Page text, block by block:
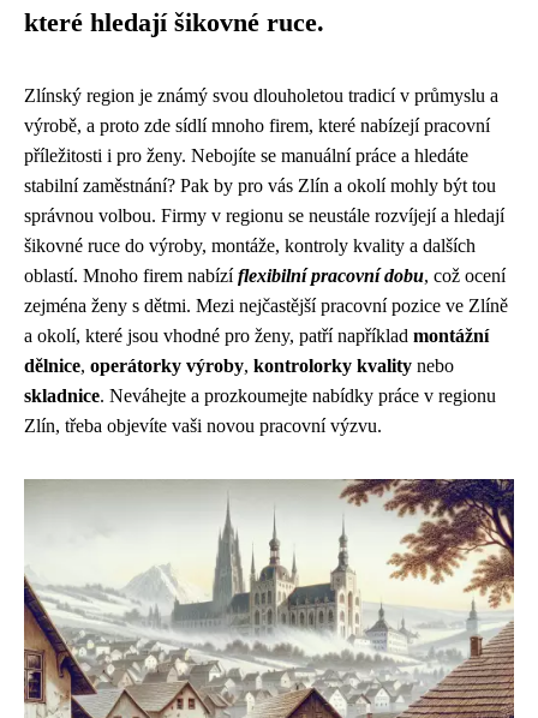
které hledají šikovné ruce.
Zlínský region je známý svou dlouholetou tradicí v průmyslu a
výrobě, a proto zde sídlí mnoho firem, které nabízejí pracovní
příležitosti i pro ženy. Nebojíte se manuální práce a hledáte
stabilní zaměstnání? Pak by pro vás Zlín a okolí mohly být tou
správnou volbou. Firmy v regionu se neustále rozvíjejí a hledají
šikovné ruce do výroby, montáže, kontroly kvality a dalších
oblastí. Mnoho firem nabízíflexibilní pracovní dobu, což ocení
zejména ženy s dětmi. Mezi nejčastější pracovní pozice ve Zlíně
a okolí, které jsou vhodné pro ženy, patří například montážní
dělnice, operátorky výroby, kontrolorky kvality nebo
skladnice. Neváhejte a prozkoumejte nabídky práce v regionu
Zlín, třeba objevíte vaši novou pracovní výzvu.